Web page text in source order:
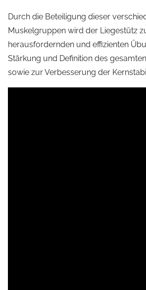
Durch die Beteiligung dieser
Muskelgruppen wird der Liegestütz
herausfordernden und effizienten
Stärkung und Definition des
sowie zur Verbesserung der